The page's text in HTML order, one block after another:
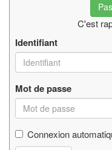
C'est
Identifiant
Mot de passe
Connexion